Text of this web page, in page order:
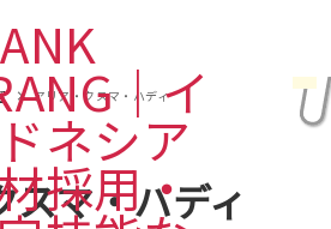
アリア・クスマ・ハディ
スマ・ハディ